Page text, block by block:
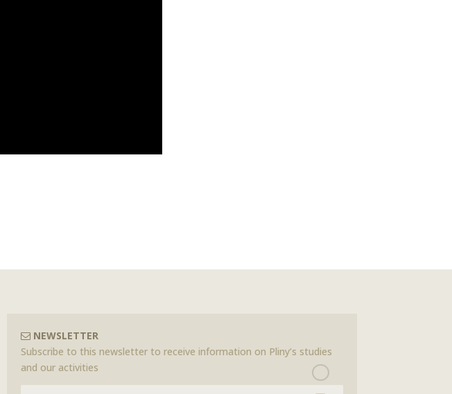
NEWSLETTER
Subscribe to this newsletter to receive information on Pliny’s studies
and our activities